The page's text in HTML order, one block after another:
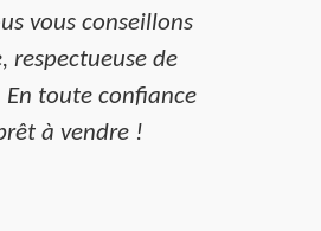
vous conseillons
respectueuse de
En toute confiance
à vendre !